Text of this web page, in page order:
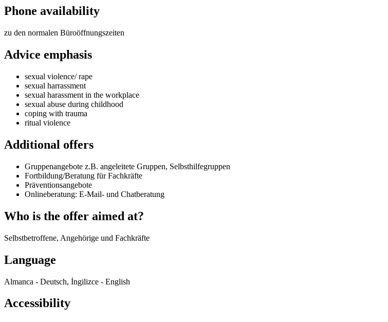
Phone availability
zu den normalen Büroöffnungszeiten
Advice emphasis
sexual violence/ rape
sexual harrassment
sexual harassment in the workplace
sexual abuse during childhood
coping with trauma
ritual violence
Additional offers
Gruppenangebote z.B. angeleitete Gruppen, Selbsthilfegruppen
Fortbildung/Beratung für Fachkräfte
Präventionsangebote
Onlineberatung: E-Mail- und Chatberatung
Who is the offer aimed at?
Selbstbetroffene, Angehörige und Fachkräfte
Language
Almanca - Deutsch, İngilizce - English
Accessibility